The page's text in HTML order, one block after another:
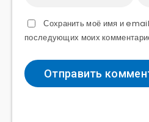
Сохранить моё имя и
последующих моих